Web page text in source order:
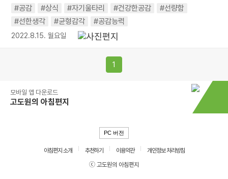
#공감 #상식 #자기울타리 #건강한공감
#선량함
#선한생각
#균형감각 #공감능력
2022.8.15. 월요일
1
모바일 앱 다운로드
고도원의 아침편지
PC 버전
아침편지 소개 추천하기 이용약관
개인정보 처리방침
ⓒ 고도원의 아침편지